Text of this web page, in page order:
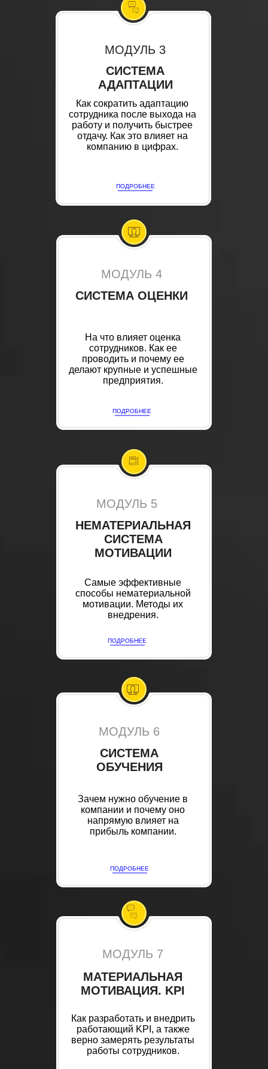
МОДУЛЬ 6
СИСТЕМА
ОБУЧЕНИЯ
Зачем нужно обучение в
компании и почему оно
напрямую влияет на
прибыль компании.
ПОДРОБНЕЕ
МОДУЛЬ 4
СИСТЕМА ОЦЕНКИ
На что влияет оценка
сотрудников. Как ее
проводить и почему ее
делают крупные и успешные
предприятия.
ПОДРОБНЕЕ
МОДУЛЬ 5
НЕМАТЕРИАЛЬНАЯ
СИСТЕМА
МОТИВАЦИИ
Самые эффективные
способы нематериальной
мотивации. Методы их
внедрения.
ПОДРОБНЕЕ
МОДУЛЬ 7
МАТЕРИАЛЬНАЯ
МОТИВАЦИЯ. KPI
Как разработать и внедрить
работающий KPI, а также
верно замерять результаты
работы сотрудников.
МОДУЛЬ 3
СИСТЕМА
АДАПТАЦИИ
Как сократить адаптацию
сотрудника после выхода на
работу и получить быстрее
отдачу. Как это влияет на
компанию в цифрах.
ПОДРОБНЕЕ